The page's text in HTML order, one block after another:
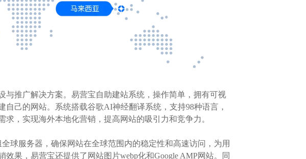
推广解决方案。易营宝自助建站系统，操作简单，拥有可视
己的网站。系统搭载谷歌AI神经翻译系统，支持98种语言，
，实现海外本地化营销，提高网站的吸引力和竞争力。
球服务器，确保网站在全球范围内的稳定性和高速访问，为用
果，易营宝还提供了网站图片webp化和Google AMP网站。同